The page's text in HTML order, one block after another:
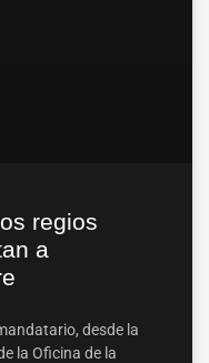
regios
a
desde la
la Oficina de la